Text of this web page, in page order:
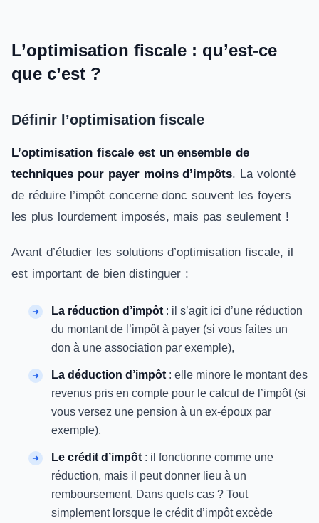
L’optimisation fiscale : qu’est-ce
que c’est ?
Définir l’optimisation fiscale
L’optimisation fiscale est un ensemble de
techniques pour payer moins d’impôts. La volonté
de réduire l’impôt concerne donc souvent les foyers
les plus lourdement imposés, mais pas seulement !
Avant d’étudier les solutions d’optimisation fiscale, il
est important de bien distinguer :
La réduction d’impôt : il s’agit ici d’une réduction
du montant de l’impôt à payer (si vous faites un
don à une association par exemple),
La déduction d’impôt : elle minore le montant des
revenus pris en compte pour le calcul de l’impôt (si
vous versez une pension à un ex-époux par
exemple),
Le crédit d’impôt : il fonctionne comme une
réduction, mais il peut donner lieu à un
remboursement. Dans quels cas ? Tout
simplement lorsque le crédit d’impôt excède